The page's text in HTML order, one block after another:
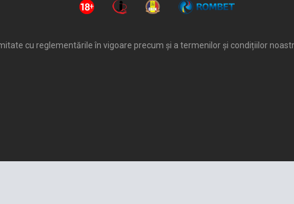
cu reglementările în vigoare precum și a termenilor și condițiilor